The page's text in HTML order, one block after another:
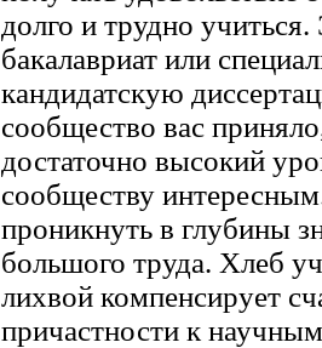
долго и трудно
бакалавриат или
кандидатскую
сообщество вас
достаточно высокий
сообществу
проникнуть в глубины
большого труда. Хлеб
лихвой компенсирует
причастности к